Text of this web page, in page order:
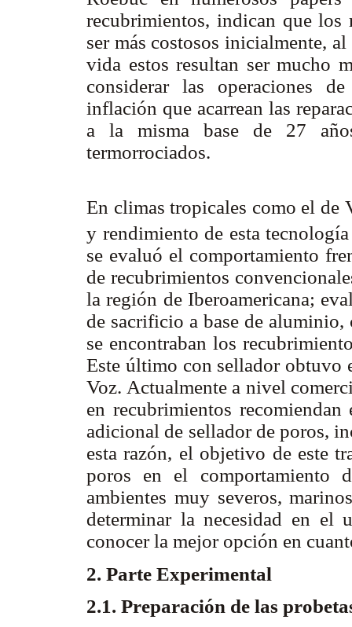
recubrimientos, indican que los
ser más costosos inicialmente,
vida estos resultan ser mucho
considerar las operaciones
inflación que acarrean las
a la misma base de 27
termorrociados.
En climas tropicales como el de
y rendimiento de esta
se evaluó el comportamiento
de recubrimientos
la región de Iberoamericana;
de sacrificio a base de
se encontraban los
Este último con sellador obtuvo
Voz. Actualmente a nivel
en recubrimientos
adicional de sellador de poros,
esta razón, el objetivo de este
poros en el comportamiento
ambientes muy severos,
determinar la necesidad en el
conocer la mejor opción en
2. Parte Experimental
2.1. Preparación de las